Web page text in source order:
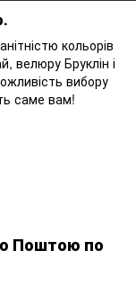
.
кольорів
велюру Бруклін і
вибору
саме вам!
Поштою по